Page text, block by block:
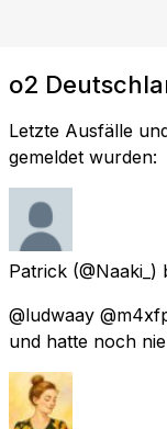
o2
Letzte Ausfälle
gemeldet wurden:
Patrick (@Naaki_)
@ludwaay
und hatte noch